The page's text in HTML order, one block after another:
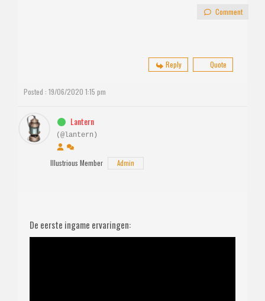
Comment
Reply Quote
Posted : 19/06/2020 1:15 pm
Lantern
(@lantern)
Illustrious Member Admin
De eerste ingame ervaringen: